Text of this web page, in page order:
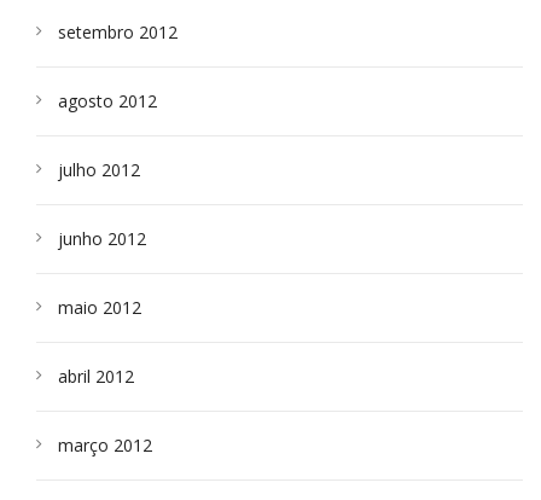
setembro 2012
agosto 2012
julho 2012
junho 2012
maio 2012
abril 2012
março 2012